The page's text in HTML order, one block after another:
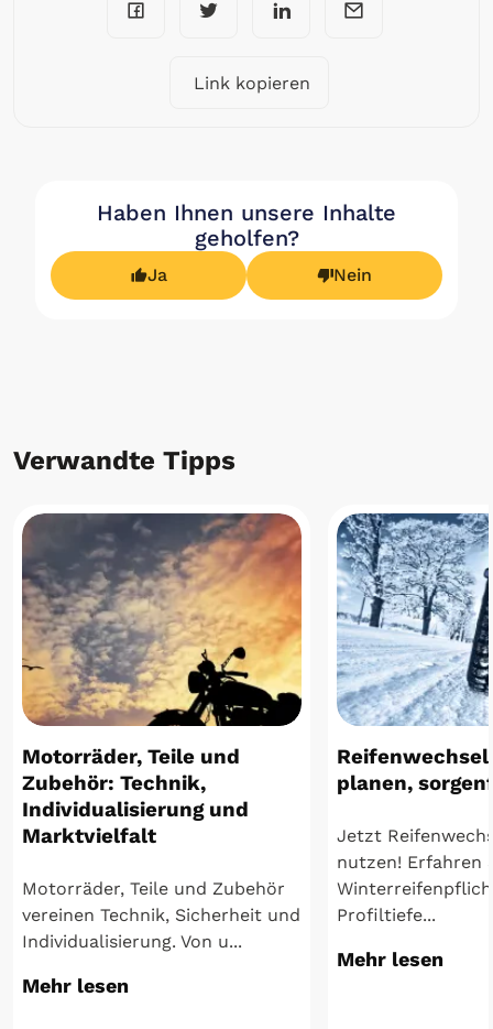
Link kopieren
Haben Ihnen unsere Inhalte
geholfen?
Ja Nein
Verwandte Tipps
Motorräder, Teile und
Zubehör: Technik,
Individualisierung und
Marktvielfalt
Motorräder, Teile und Zubehör
vereinen Technik, Sicherheit und
Individualisierung. Von u...
Mehr lesen
planen,
Jetzt
nutzen! Erfahren
Profiltiefe...
Mehr lesen